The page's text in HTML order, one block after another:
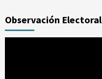
Observación Electoral